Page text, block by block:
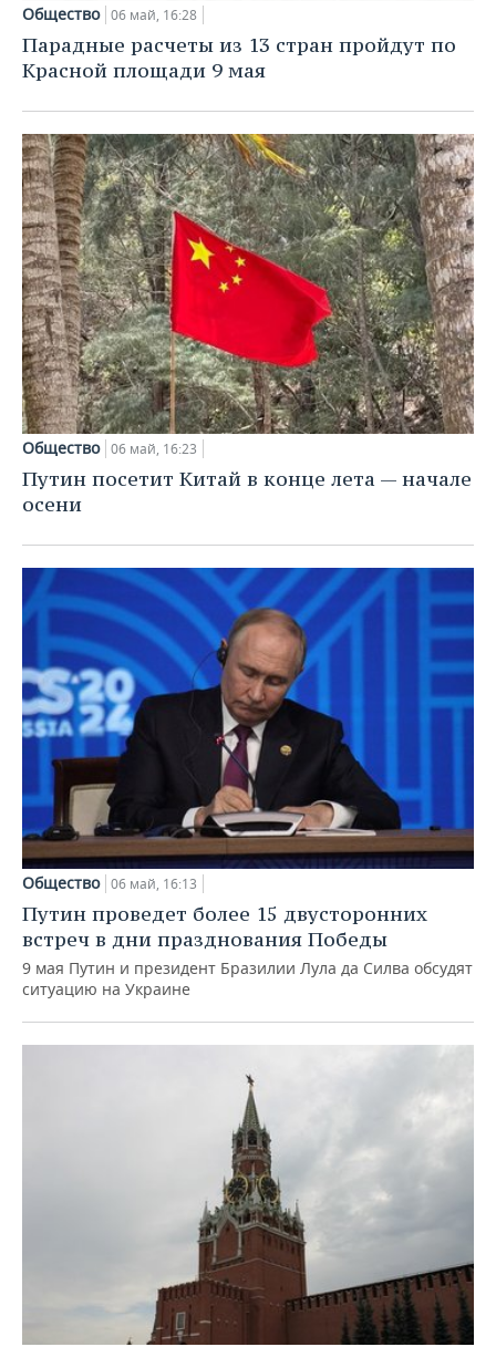
НЕФТЕХИМИЯ
НЕФТЬ
ОПК
ЭНЕРГЕТИКА
РОЗНИЧНАЯ ТОРГОВЛЯ
УСЛУГИ
НОВОСТИ ТЕХНОЛОГИЙ
МЕДИА
ТЕЛЕКОММУНИКАЦИИ
МЕРОПРИЯТИЯ
ВЫЕЗДНАЯ РЕДАКЦИЯ
БИЗНЕС-БРАНЧИ
ONLINE-КОНФЕРЕНЦИИ
ОТКРЫТАЯ ЛЕКЦИЯ
НОВОСТИ СПОРТА
ФУТБОЛ
ХОККЕЙ
БАСКЕТБОЛ
ВОЛЕЙБОЛ
КИБЕРСПОРТ
ФИГУРНОЕ КАТАНИЕ
ВОДНЫЕ ВИДЫ СПОРТА
ХОККЕЙ С МЯЧОМ
ОБЩЕСТВО
НОВОСТИ ОБЩЕСТВА
ВЛАСТЬ
ИНФРАСТРУКТУРА
ИСТОРИЯ
КУЛЬТУРА
МЕДИЦИНА
ОБРАЗОВАНИЕ
ПРОИСШЕСТВИЯ
ФОТОГАЛЕРЕЯ
СЮЖЕТЫ
СПРАВОЧНИК
СПИСОК ПЕРСОН
СПИСОК КОМПАНИЙ
ПОЛНАЯ ВЕРСИЯ
Общество 06 май, 16:28
Парадные расчеты из 13 стран пройдут по
Красной площади 9 мая
Общество 06 май, 16:23
Путин посетит Китай в конце лета — начале
осени
Общество 06 май, 16:13
Путин проведет более 15 двусторонних
встреч в дни празднования Победы
9 мая Путин и президент Бразилии Лула да Силва обсудят
ситуацию на Украине